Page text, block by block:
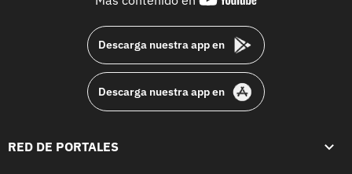
Descarga nuestra app en
Descarga nuestra app en
RED DE PORTALES